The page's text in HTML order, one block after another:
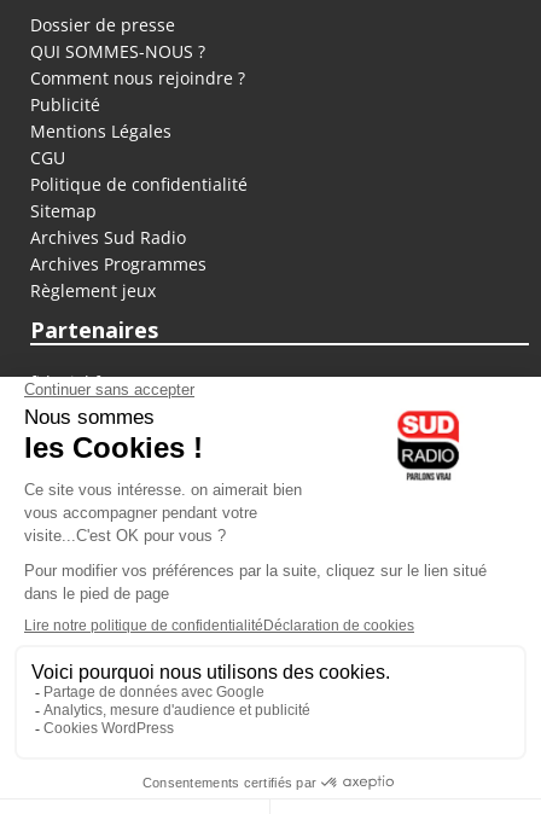
Dossier de presse
QUI SOMMES-NOUS ?
Comment nous rejoindre ?
Publicité
Mentions Légales
CGU
Politique de confidentialité
Sitemap
Archives Sud Radio
Archives Programmes
Règlement jeux
Partenaires
fiducial.fr
lyoncapitale.fr
olympique-et-lyonnais.com
L'application Iphone / Android
Téléchargez l'application
Les cookies
Gestion des cookies
Crédit photos : ©Sud Radio / Pierre Olivier